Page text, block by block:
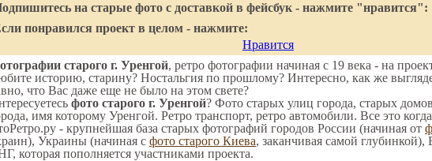
на старые фото с доставкой в фейсбук - нажмите "нравится":
понравился проект в целом - нажмите:
Нравится
старого г. Уренгой, ретро фотографии начиная с 19 века - на
историю, старину? Ностальгия по прошлому? Интересно, как же
что Вас даже еще не было на этом свете?
фото старого г. Уренгой? Фото старых улиц города, старых
имя которому Уренгой. Ретро транспорт, ретро автомобили. Все это
- крупнейшая база старых фотографий городов России (начиная от
Украины (начиная с фото старого Киева, заканчивая самой глубинкой),
которая пополняется участниками проекта.